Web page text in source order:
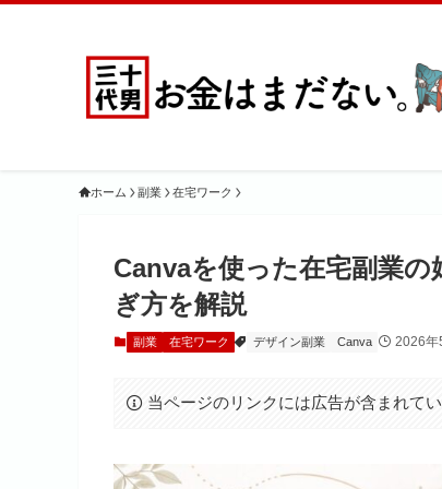
ホーム 副業 在宅ワーク
Canvaを使った在宅副業の
ぎ方を解説
副業 在宅ワーク デザイン副業 Canva 2026年
当ページのリンクには広告が含まれてい